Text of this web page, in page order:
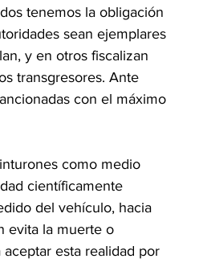
tenemos la obligación
sean ejemplares
y en otros fiscalizan
transgresores. Ante
con el máximo
como medio
científicamente
del vehículo, hacia
evita la muerte o
esta realidad por